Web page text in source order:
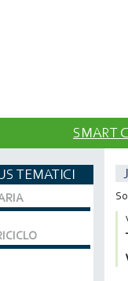
SMART
TEMATICI